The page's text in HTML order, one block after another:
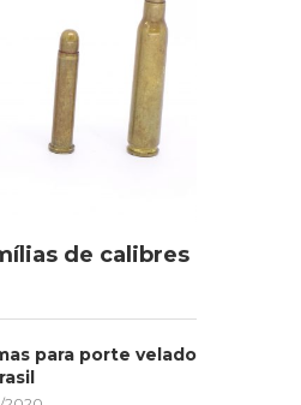
de calibres
para porte velado